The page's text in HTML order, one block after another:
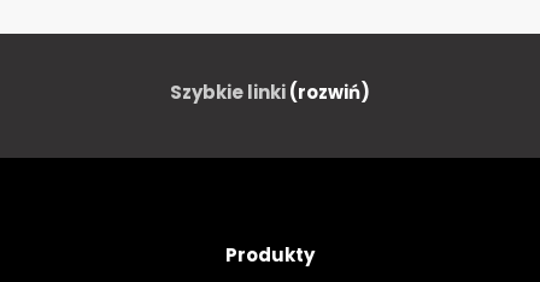
Szybkie linki(rozwiń)
Produkty